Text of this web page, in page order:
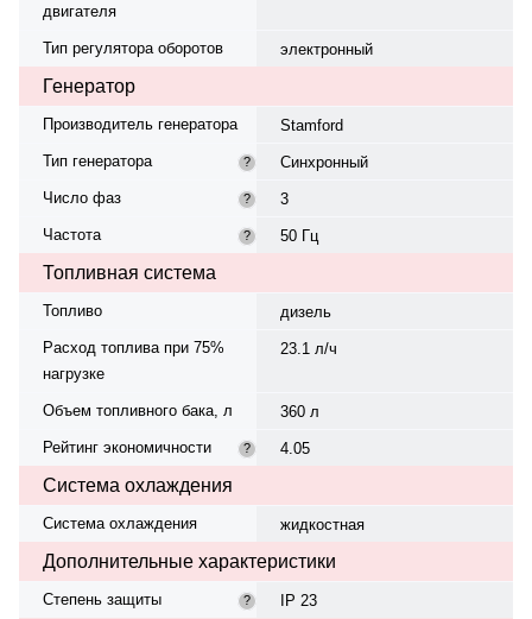
двигателя
Тип регулятора оборотов электронный
Генератор
Производитель генератора
Stamford
Тип генератора
?
Синхронный
Число фаз
?
3
Частота
? 50 Гц
Топливная система
Топливо
дизель
Расход топлива при 75%
нагрузке
23.1 л/ч
Объем топливного бака, л
360 л
Рейтинг экономичности
? 4.05
Система охлаждения
Система охлаждения жидкостная
Дополнительные характеристики
Степень защиты ? IP 23